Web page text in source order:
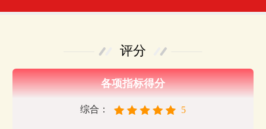
评分
各项指标得分
综合： 5